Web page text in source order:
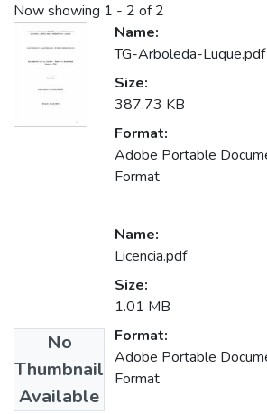
Now showing 1 - 2 of 2
Name:
TG-Arboleda-Luque.pdf
Size:
387.73 KB
Format:
Adobe Portable
Format
No
Thumbnail
Available
Name:
Licencia.pdf
Size:
1.01 MB
Format:
Adobe Portable
Format